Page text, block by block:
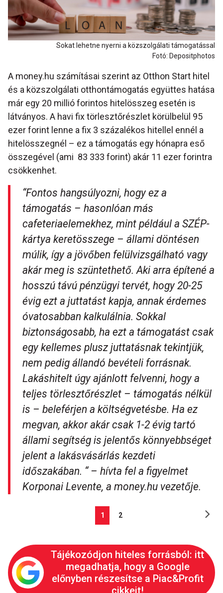
Sokat lehetne nyerni a közszolgálati támogatással
Fotó: Depositphotos
A money.hu számításai szerint az Otthon Start hitel
és a közszolgálati otthontámogatás együttes hatása
már egy 20 millió forintos hitelösszeg esetén is
látványos. A havi fix törlesztőrészlet körülbelül 95
ezer forint lenne a fix 3 százalékos hitellel ennél a
hitelösszegnél – ez a támogatás egy hónapra eső
összegével (ami 83 333 forint) akár 11 ezer forintra
csökkenhet.
“Fontos hangsúlyozni, hogy ez a
támogatás – hasonlóan más
cafeteriaelemekhez, mint például a SZÉP-
kártya keretösszege – állami döntésen
múlik, így a jövőben felülvizsgálható vagy
akár meg is szüntethető. Aki arra építené a
hosszú távú pénzügyi tervét, hogy 20-25
évig ezt a juttatást kapja, annak érdemes
óvatosabban kalkulálnia. Sokkal
biztonságosabb, ha ezt a támogatást csak
egy kellemes plusz juttatásnak tekintjük,
nem pedig állandó bevételi forrásnak.
Lakáshitelt úgy ajánlott felvenni, hogy a
teljes törlesztőrészlet – támogatás nélkül
is – beleférjen a költségvetésbe. Ha ez
megvan, akkor akár csak 1-2 évig tartó
állami segítség is jelentős könnyebbséget
jelent a lakásvásárlás kezdeti
időszakában. “ – hívta fel a figyelmet
Korponai Levente, a money.hu vezetője.
1 2
Tájékozódjon hiteles forrásból: itt
megadhatja, hogy a Google
előnyben részesítse a Piac&Profit
cikkeit!